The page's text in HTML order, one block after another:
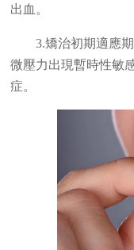
出血。
3.矯治初期適應
微壓力出現暫時性敏
症。